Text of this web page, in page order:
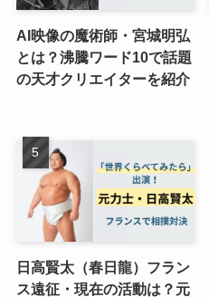
AI映像の魔術師・宮城明弘
とは？沸騰ワード10で話題
の天才クリエイターを紹介
日高賢太（春日龍）フラン
ス遠征・現在の活動は？元